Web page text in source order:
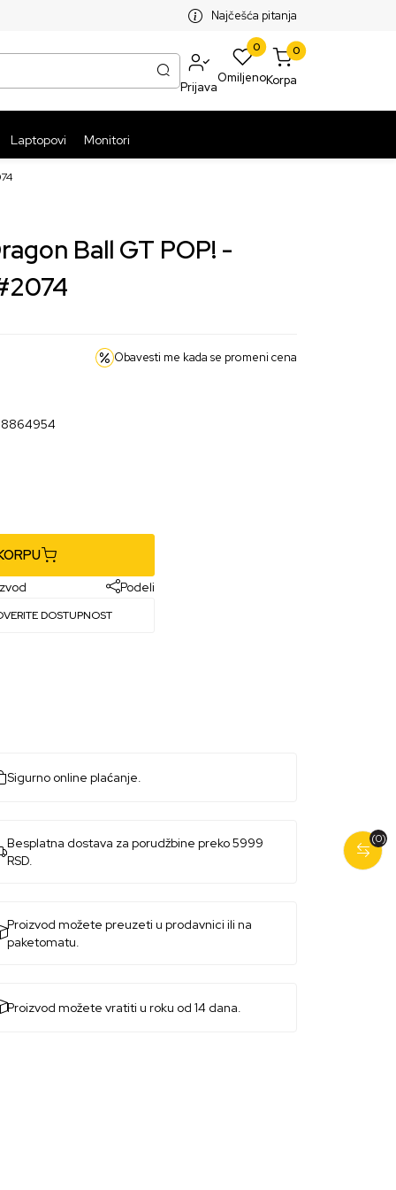
ISPORUKA PAKETA PREKO 5999 RSDNajčešća pitanja
Prijava
0
Omiljeno
0
Korpa
Laptopovi Monitori
Ball GT POP! -
Obavesti me kada se promeni cena
Podeli
DOSTUPNOST
(0)
Sigurno online plaćanje.
Besplatna dostava za porudžbine preko 5999
RSD.
Proizvod možete preuzeti u prodavnici ili na
paketomatu.
Proizvod možete vratiti u roku od 14 dana.